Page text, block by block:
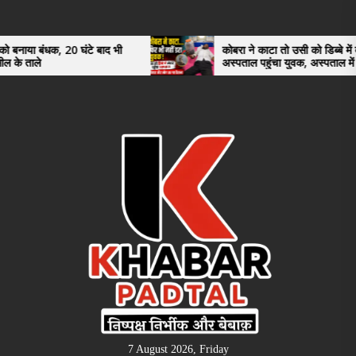
the
content
घंटे बाद भी
कोबरा ने काटा तो उसी को डिब्बे में बंद कर
अस्पताल पहुंचा युवक, अस्पताल में देखकर डॉक्टर
भी रह गए हैरान
7 August 2026, Friday